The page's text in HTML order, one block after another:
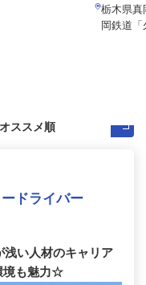
栃木県真
岡鉄道
ドライバー
浅い人材のキャリア
境も魅力☆